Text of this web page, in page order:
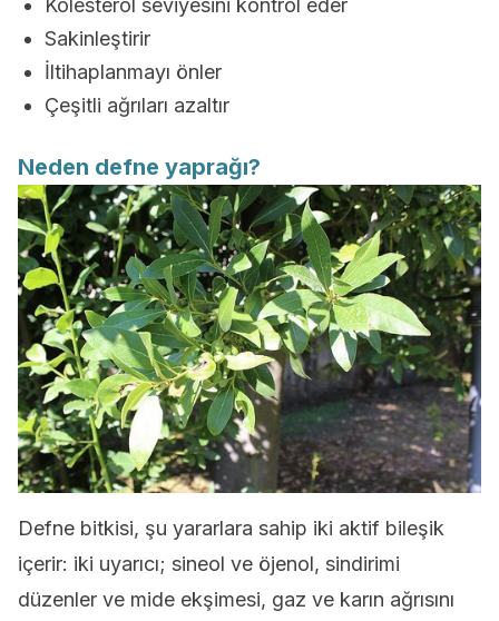
Kolesterol seviyesini kontrol eder
Sakinleştirir
İltihaplanmayı önler
Çeşitli ağrıları azaltır
Neden defne yaprağı?
Defne bitkisi, şu yararlara sahip iki aktif bileşik
içerir: iki uyarıcı; sineol ve öjenol, sindirimi
düzenler ve mide ekşimesi, gaz ve karın ağrısını